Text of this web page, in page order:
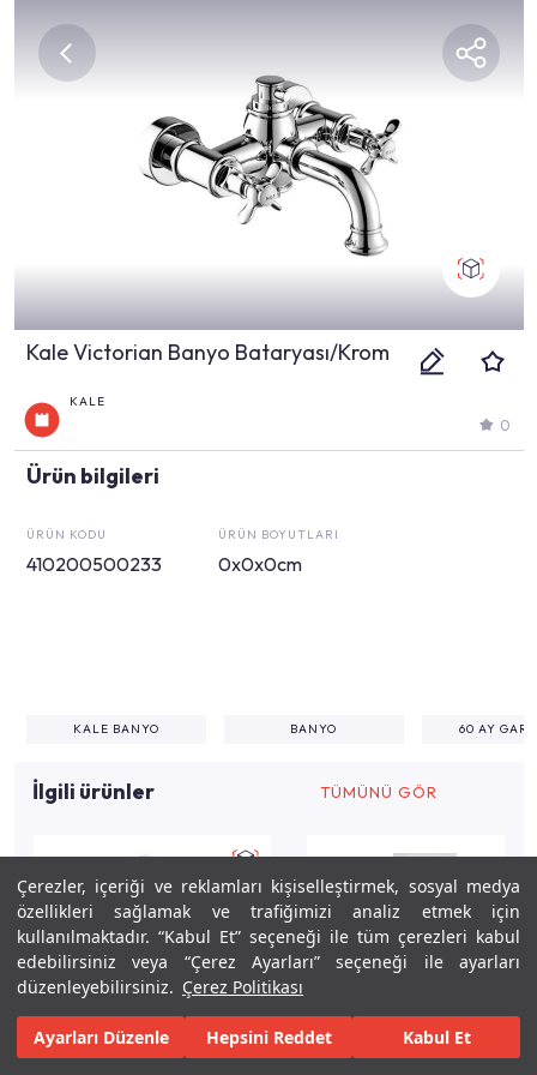
Çerezler, içeriği ve reklamları kişiselleştirmek, sosyal medya
özellikleri sağlamak ve trafiğimizi analiz etmek için
kullanılmaktadır. “Kabul Et” seçeneği ile tüm çerezleri kabul
edebilirsiniz veya “Çerez Ayarları” seçeneği ile ayarları
düzenleyebilirsiniz. Çerez Politikası
Ayarları Düzenle Hepsini Reddet Kabul Et
Kale Victorian Banyo Bataryası/Krom
KALE
0
Ürün bilgileri
ÜRÜN KODU
410200500233
ÜRÜN BOYUTLARI
0x0x0cm
KALE BANYO BANYO 60 AY
İlgili ürünler TÜMÜNÜ GÖR
Keşfet Tasarla Gerçekleştir